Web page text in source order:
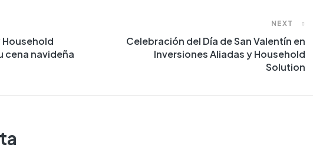
Household
cena navideña
NEXT
Celebración del Día de San Valentín en
Inversiones Aliadas y Household
Solution